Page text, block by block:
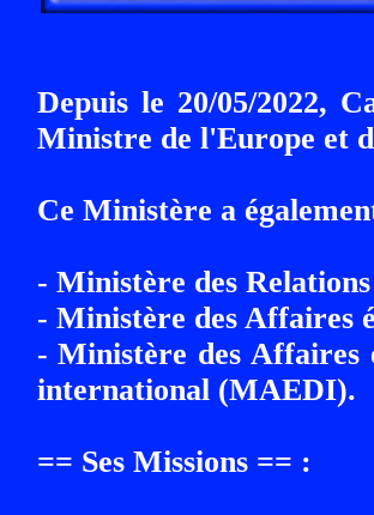
Depuis le 20/05/2022,
Ministre de l'Europe et
Ce Ministère a
- Ministère des
- Ministère des Affaires
- Ministère des Affaires
international (MAEDI).
== Ses Missions == :